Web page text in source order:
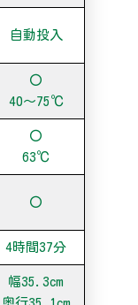
自動投入
〇
40～75℃
〇
63℃
〇
4時間37分
幅35.3cm